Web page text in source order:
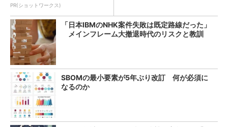
PR(ショットワークス)
「日本IBMのNHK案件失敗は既定路線だった」
メインフレーム大撤退時代のリスクと教訓
SBOMの最小要素が5年ぶり改訂 何が必須に
なるのか